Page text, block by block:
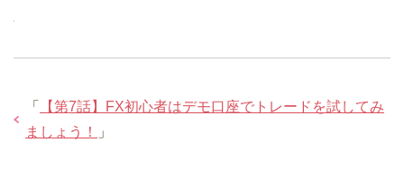
「
【第7話】FX初心者はデモ口座でトレードを試してみ
ましょう！
」